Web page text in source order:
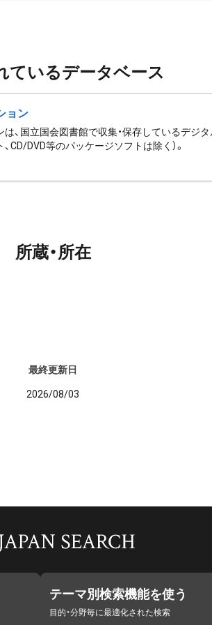
ているデータベース
ョン
、国立国会図書館で収集・保存しているデジ
CD/DVD等のパッケージソフトは除く）。
所蔵・所在
最終更新日
2026/08/03
テーマ別検索機能を使う
目的・分野毎に最適化された検索